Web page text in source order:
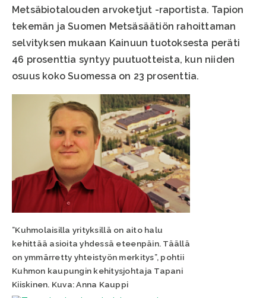
Metsäbiotalouden arvoketjut -raportista. Tapion
tekemän ja Suomen Metsäsäätiön rahoittaman
selvityksen mukaan Kainuun tuotoksesta peräti
46 prosenttia syntyy puutuotteista, kun niiden
osuus koko Suomessa on 23 prosenttia.
”Kuhmolaisilla yrityksillä on aito halu
kehittää asioita yhdessä eteenpäin. Täällä
on ymmärretty yhteistyön merkitys”, pohtii
Kuhmon kaupungin kehitysjohtaja Tapani
Kiiskinen. Kuva: Anna Kauppi